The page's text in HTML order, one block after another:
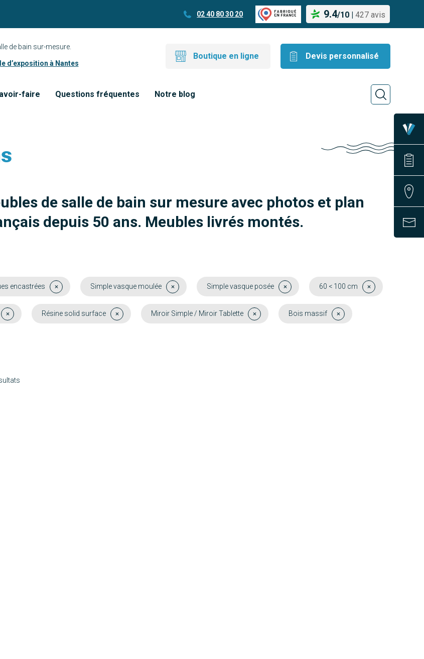
02 40 80 30 20 9.4/10 | 427 avis
de bain sur-mesure.
d’exposition à Nantes
Boutique en ligne Devis personnalisé
faire Questions fréquentes Notre blog
de salle de bain sur mesure avec photos et plan
depuis 50 ans. Meubles livrés montés.
encastrées Simple vasque moulée Simple vasque posée 60 < 100 cm
Résine solid surface Miroir Simple / Miroir Tablette Bois massif